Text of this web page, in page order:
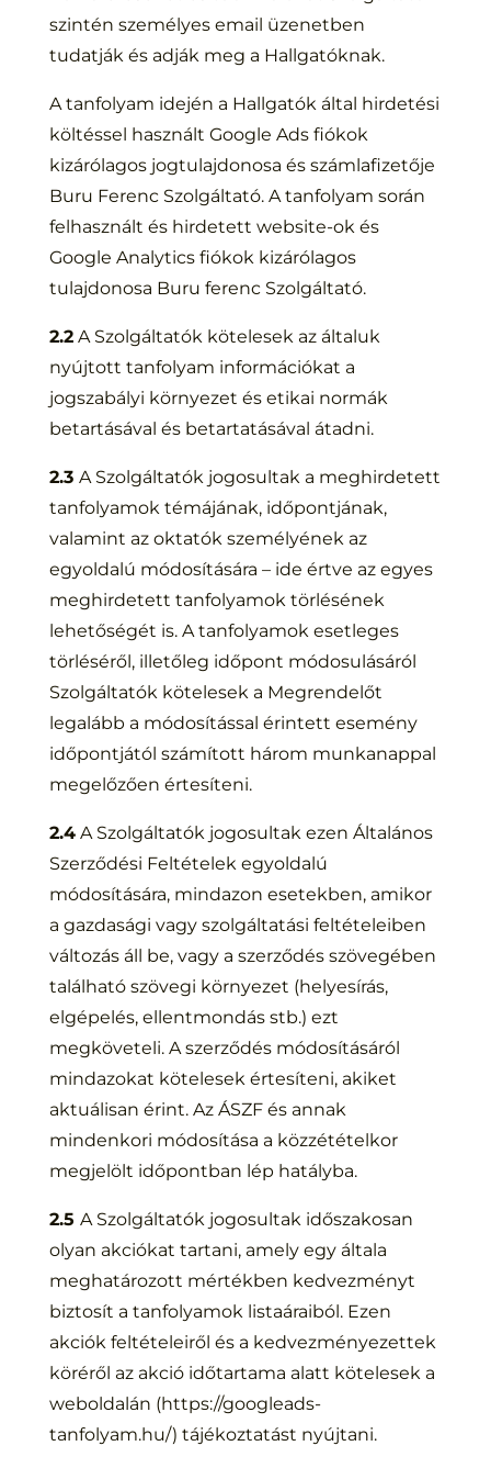
szintén személyes email üzenetben
tudatják és adják meg a Hallgatóknak.
A tanfolyam idején a Hallgatók által hirdetési
költéssel használt Google Ads fiókok
kizárólagos jogtulajdonosa és számlafizetője
Buru Ferenc Szolgáltató. A tanfolyam során
felhasznált és hirdetett website-ok és
Google Analytics fiókok kizárólagos
tulajdonosa Buru ferenc Szolgáltató.
2.2A Szolgáltatók kötelesek az általuk
nyújtott tanfolyam információkat a
jogszabályi környezet és etikai normák
betartásával és betartatásával átadni.
2.3 A Szolgáltatók jogosultak a meghirdetett
tanfolyamok témájának, időpontjának,
valamint az oktatók személyének az
egyoldalú módosítására – ide értve az egyes
meghirdetett tanfolyamok törlésének
lehetőségét is. A tanfolyamok esetleges
törléséről, illetőleg időpont módosulásáról
Szolgáltatók kötelesek a Megrendelőt
legalább a módosítással érintett esemény
időpontjától számított három munkanappal
megelőzően értesíteni.
2.4A Szolgáltatók jogosultak ezen Általános
Szerződési Feltételek egyoldalú
módosítására, mindazon esetekben, amikor
a gazdasági vagy szolgáltatási feltételeiben
változás áll be, vagy a szerződés szövegében
található szövegi környezet (helyesírás,
elgépelés, ellentmondás stb.) ezt
megköveteli. A szerződés módosításáról
mindazokat kötelesek értesíteni, akiket
aktuálisan érint. Az ÁSZF és annak
mindenkori módosítása a közzétételkor
megjelölt időpontban lép hatályba.
2.5 A Szolgáltatók jogosultak időszakosan
olyan akciókat tartani, amely egy általa
meghatározott mértékben kedvezményt
biztosít a tanfolyamok listaáraiból. Ezen
akciók feltételeiről és a kedvezményezettek
köréről az akció időtartama alatt kötelesek a
weboldalán (https://googleads-
tanfolyam.hu/) tájékoztatást nyújtani.